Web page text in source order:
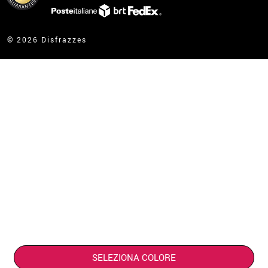
SELEZIONA COLORE
© 2026 Disfrazzes